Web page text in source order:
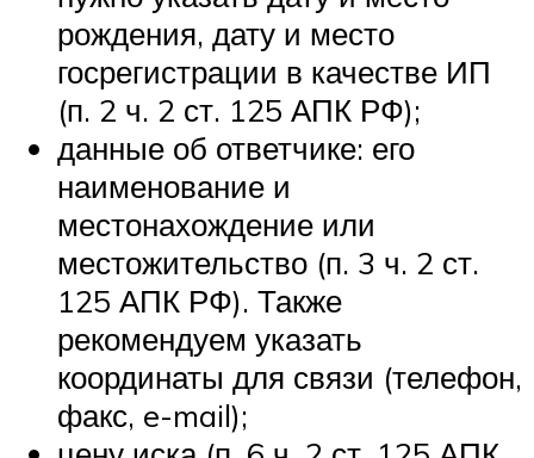
рождения, дату и место
госрегистрации в качестве ИП
(п. 2 ч. 2 ст. 125 АПК РФ);
данные об ответчике: его
наименование и
местонахождение или
местожительство (п. 3 ч. 2 ст.
125 АПК РФ). Также
рекомендуем указать
координаты для связи (телефон,
факс, e-mail);